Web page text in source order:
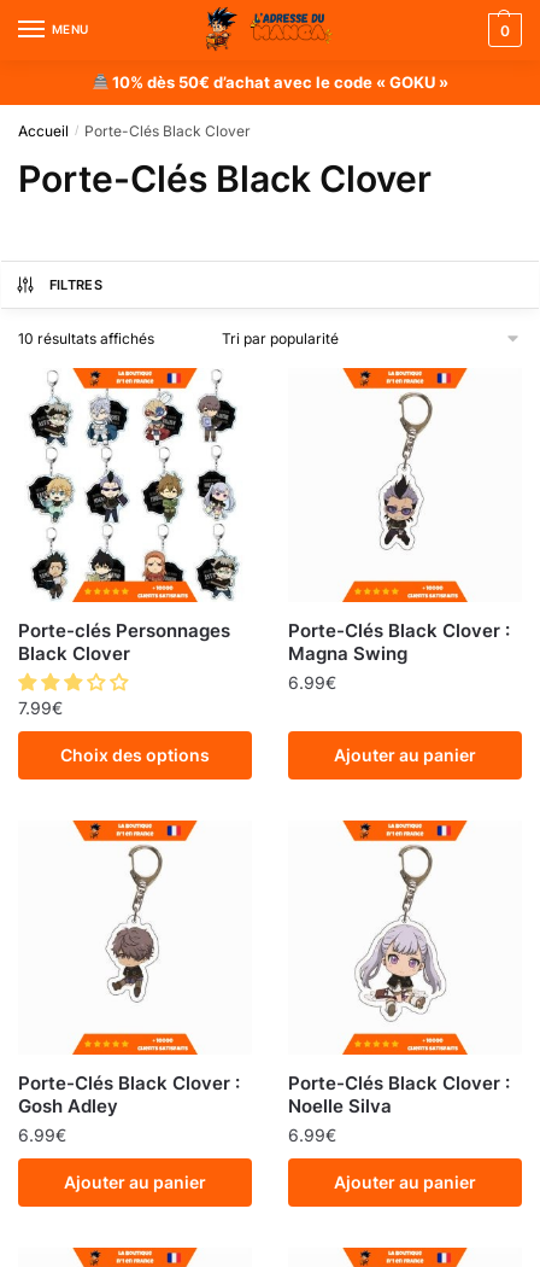
MENU 0
10% dès 50€ d’achat avec le code « GOKU »
Accueil / Porte-Clés Black Clover
Porte-Clés Black Clover
FILTRES
10 résultats affichés
Porte-clés Personnages
Black Clover
7.99€
Choix des options
Porte-Clés Black Clover :
Magna Swing
6.99€
Ajouter au panier
Porte-Clés Black Clover :
Gosh Adley
6.99€
Ajouter au panier
Porte-Clés Black Clover :
Noelle Silva
6.99€
Ajouter au panier